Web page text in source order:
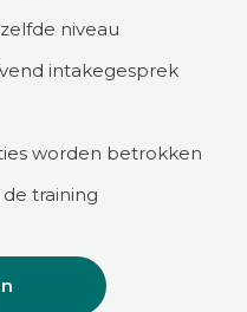
niveau
intakegesprek
worden betrokken
training